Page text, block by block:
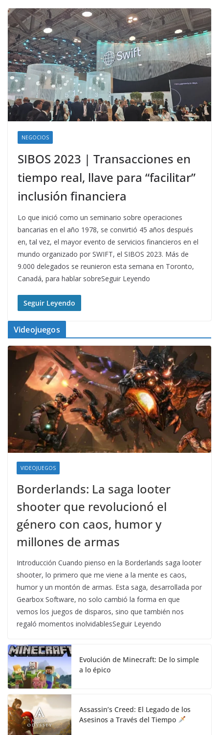
NEGOCIOS
SIBOS 2023 | Transacciones en
tiempo real, llave para “facilitar”
inclusión financiera
Lo que inició como un seminario sobre operaciones
bancarias en el año 1978, se convirtió 45 años después
en, tal vez, el mayor evento de servicios financieros en el
mundo organizado por SWIFT, el SIBOS 2023. Más de
9.000 delegados se reunieron esta semana en Toronto,
Canadá, para hablar sobreSeguir Leyendo
Seguir Leyendo
Videojuegos
VIDEOJUEGOS
Borderlands: La saga looter
shooter que revolucionó el
género con caos, humor y
millones de armas
Introducción Cuando pienso en la Borderlands saga looter
shooter, lo primero que me viene a la mente es caos,
humor y un montón de armas. Esta saga, desarrollada por
Gearbox Software, no solo cambió la forma en que
vemos los juegos de disparos, sino que también nos
regaló momentos inolvidablesSeguir Leyendo
Evolución de Minecraft: De lo simple
a lo épico
Assassin’s Creed: El Legado de los
Asesinos a Través del Tiempo